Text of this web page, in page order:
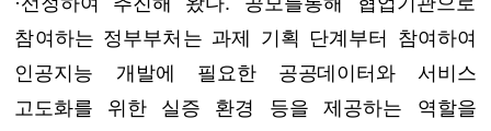
참여하는 정부부처는 과제 기획 단계 부터 참여하여
인공지능 개발에 필요한 공공데이터와 서비스
고도화를 위한실증 환경 등을 제공하는 역할을